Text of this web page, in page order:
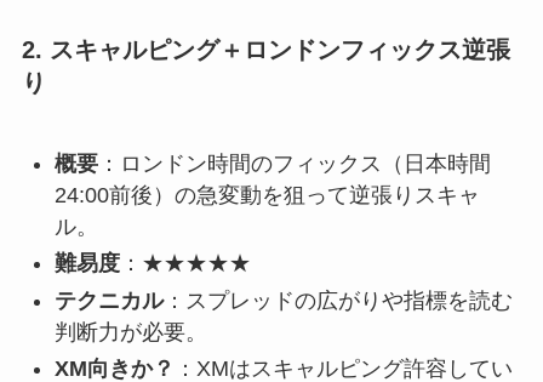
2. スキャルピング＋ロンドンフィックス逆張
り
概要：ロンドン時間のフィックス（日本時間
24:00前後）の急変動を狙って逆張りスキャ
ル。
難易度：★★★★★
テクニカル：スプレッドの広がりや指標を読む
判断力が必要。
XM向きか？ ：XMはスキャルピング許容してい